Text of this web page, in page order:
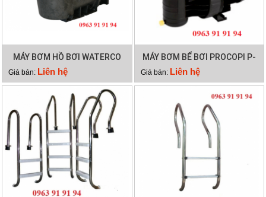
MÁY BƠM HỒ BƠI WATERCO
HYDROSTAR 300
Giá bán: Liên hệ
MÁY BƠM BỂ BƠI PROCOPI P-
AP 0.95HP
Giá bán: Liên hệ